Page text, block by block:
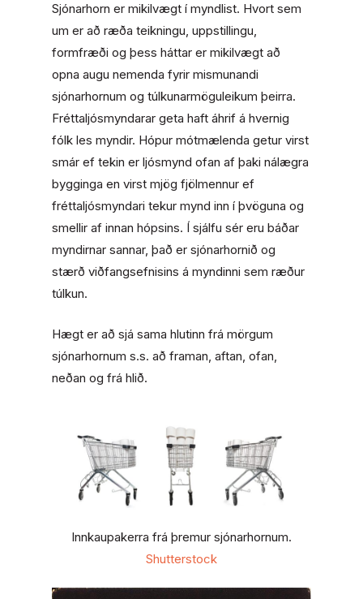
Sjónarhorn er mikilvægt í myndlist. Hvort sem
um er að ræða teikningu, uppstillingu,
formfræði og þess háttar er mikilvægt að
opna augu nemenda fyrir mismunandi
sjónarhornum og túlkunarmöguleikum þeirra.
Fréttaljósmyndarar geta haft áhrif á hvernig
fólk les myndir. Hópur mótmælenda getur virst
smár ef tekin er ljósmynd ofan af þaki nálægra
bygginga en virst mjög fjölmennur ef
fréttaljósmyndari tekur mynd inn í þvöguna og
smellir af innan hópsins. Í sjálfu sér eru báðar
myndirnar sannar, það er sjónarhornið og
stærð viðfangsefnisins á myndinni sem ræður
túlkun.
Hægt er að sjá sama hlutinn frá mörgum
sjónarhornum s.s. að framan, aftan, ofan,
neðan og frá hlið.
Innkaupakerra frá þremur sjónarhornum.
Shutterstock